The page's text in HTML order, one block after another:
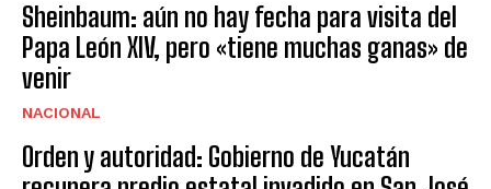
Sheinbaum: aún no hay fecha para visita del
Papa León XIV, pero «tiene muchas ganas» de
venir
NACIONAL
Orden y autoridad: Gobierno de Yucatán